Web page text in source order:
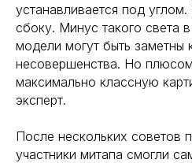
устанавливается под
сбоку. Минус такого света
модели могут быть заметны
несовершенства. Но
максимально классную
эксперт.
После нескольких советов
участники митапа смогли